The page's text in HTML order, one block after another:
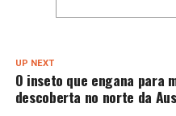
UP NEXT
O inseto que engana para
descoberta no norte da